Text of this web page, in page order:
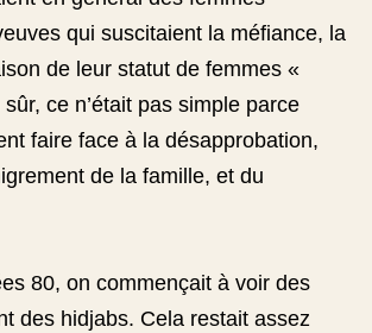
qui suscitaient la méfiance, la
de leur statut de femmes «
ce n’était pas simple parce
faire face à la désapprobation,
de la famille, et du
80, on commençait à voir des
des hidjabs. Cela restait assez